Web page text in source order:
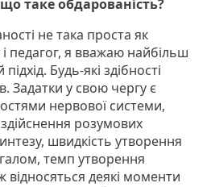
таке обдарованість?
не така проста як
педагог, я вважаю найбільш
Будь-які здібності
Задатки у свою чергу є
нервової системи,
розумових
швидкість утворення
темп утворення
деякі моменти